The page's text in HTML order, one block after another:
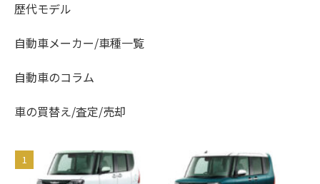
歴代モデル
自動車メーカー/車種一覧
自動車のコラム
車の買替え/査定/売却